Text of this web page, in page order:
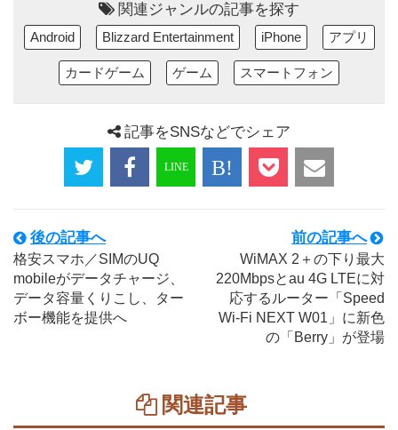
関連ジャンルの記事を探す
Android Blizzard Entertainment iPhone アプリ
カードゲーム ゲーム スマートフォン
記事をSNSなどでシェア
後の記事へ
格安スマホ／SIMのUQ
mobileがデータチャージ、
データ容量くりこし、ター
ボー機能を提供へ
前の記事へ
WiMAX 2＋の下り最大
220Mbpsとau 4G LTEに対
応するルーター「Speed
Wi-Fi NEXT W01」に新色
の「Berry」が登場
関連記事